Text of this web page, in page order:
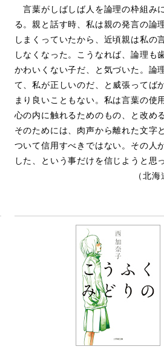
言葉がしばしば人を論理の枠組み
る。親と話す時、私は親の発言の論
しまくっていたから、近頃親は私の
しなくなった。こうなれば、論理も
かわいくない子だ、と気づいた。論
て、私が正しいのだ、と威張ってば
まり良いこともない。私は言葉の使
心の内に触れるためのもの、と改め
そのためには、肉声から離れた文字
ついて信用すべきではない。その人
した、という事だけを信じようと思
（北